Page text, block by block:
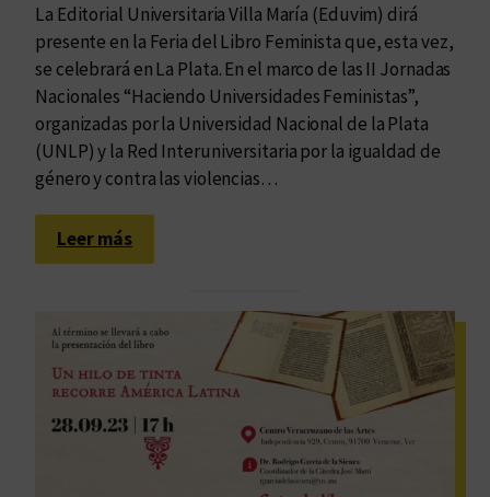
s
e
p
r
e
s
e
n
t
á
e
n
B
u
La Editorial Universitaria Villa María (Eduvim) dirá
presente en la Feria del Libro Feminista que, esta vez,
se celebrará en La Plata. En el marco de las II Jornadas
Nacionales “Haciendo Universidades Feministas”,
organizadas por la Universidad Nacional de la Plata
(UNLP) y la Red Interuniversitaria por la igualdad de
género y contra las violencias…
Leer más:
E
v
i
m
p